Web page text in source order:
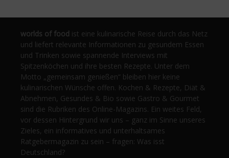
worlds of food ist eine kulinarische Reise durch das Netz
und liefert relevante Informationen zu gesundem Essen
und Trinken sowie spannende Interviews mit
Spitzenköchen und ihre besten Rezepte. Unter dem
Motto „gemeinsam genießen“ bleiben hier keine
kulinarischen Wünsche offen. Kochen & Rezepte, Diät &
Abnehmen, Gesundes & Bio sowie Gastro & Gourmet
sind die Rubriken des Online-Magazins. Ein weites Feld,
vor dessen Hintergrund wir uns – ganz im Sinne unseres
Zieles, ein informatives und unterhaltsames
Ratgebermagazin zu sein – fragen: Was isst
Deutschland?